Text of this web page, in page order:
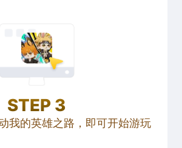
STEP 3
我的英雄之路，即可开始游玩